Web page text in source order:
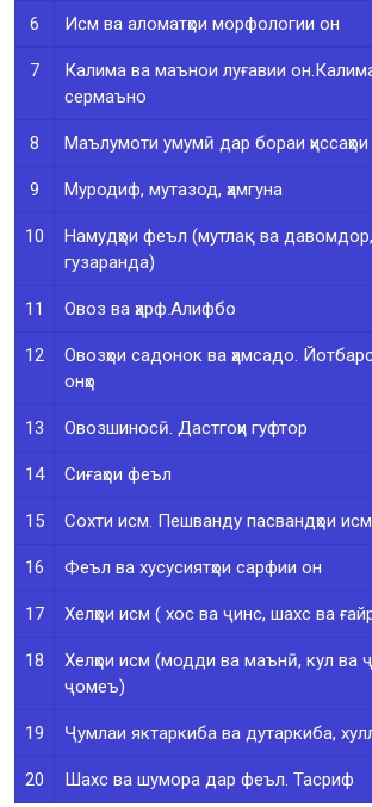
6 Исм ва аломатҳои морфологии он
7
Калима ва маънои луғавии
сермаъно
8 Маълумоти умумӣ дар бораи ҳиссаҳои
9 Муродиф, мутазод, ҳамгуна
10
Намудҳои феъл (мутлақ ва
гузаранда)
11 Овоз ва ҳарф.Алифбо
12
Овозҳои садонок ва ҳамсадо.
онҳо
13 Овозшиносӣ. Дастгоҳи гуфтор
14 Сиғаҳои феъл
15 Сохти исм. Пешванду пасвандҳои
16 Феъл ва хусусиятҳои сарфии он
17 Хелҳои исм ( хос ва ҷинс, шахс ва
18
Хелҳои исм (модди ва маънӣ, кул ва
ҷомеъ)
19 Ҷумлаи яктаркиба ва дутаркиба,
20 Шахс ва шумора дар феъл. Тасриф